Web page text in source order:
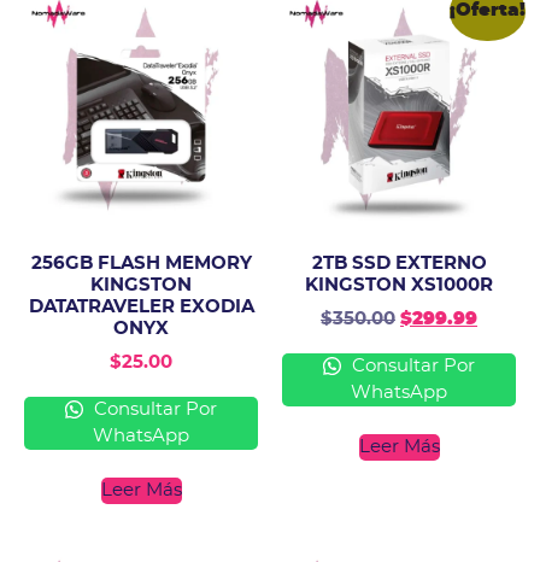
256GB FLASH MEMORY
KINGSTON
DATATRAVELER EXODIA
ONYX
$25.00
Consultar Por
WhatsApp
Leer Más
¡Oferta!
2TB SSD EXTERNO
KINGSTON XS1000R
$350.00 $299.99
Consultar Por
WhatsApp
Leer Más